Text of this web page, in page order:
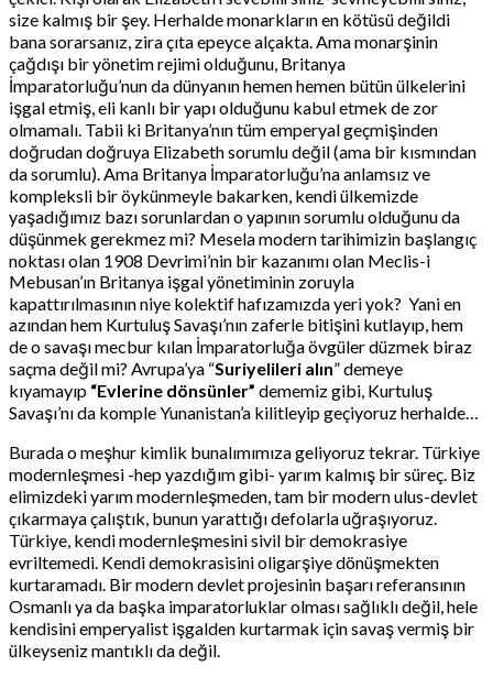
size kalmış bir şey. Herhalde monarkların en kötüsü değildi
bana sorarsanız, zira çıta epeyce alçakta. Ama monarşinin
çağdışı bir yönetim rejimi olduğunu, Britanya
İmparatorluğu’nun da dünyanın hemen hemen bütün ülkelerini
işgal etmiş, eli kanlı bir yapı olduğunu kabul etmek de zor
olmamalı. Tabii ki Britanya’nın tüm emperyal geçmişinden
doğrudan doğruya Elizabeth sorumlu değil (ama bir kısmından
da sorumlu). Ama Britanya İmparatorluğu’na anlamsız ve
kompleksli bir öykünmeyle bakarken, kendi ülkemizde
yaşadığımız bazı sorunlardan o yapının sorumlu olduğunu da
düşünmek gerekmez mi? Mesela modern tarihimizin başlangıç
noktası olan 1908 Devrimi’nin bir kazanımı olan Meclis-i
Mebusan’ın Britanya işgal yönetiminin zoruyla
kapattırılmasının niye kolektif hafızamızda yeri yok? Yani en
azından hem Kurtuluş Savaşı’nın zaferle bitişini kutlayıp, hem
de o savaşı mecbur kılan İmparatorluğa övgüler düzmek biraz
saçma değil mi? Avrupa’ya “Suriyelileri alın” demeye
kıyamayıp “Evlerine dönsünler” dememiz gibi, Kurtuluş
Savaşı’nı da komple Yunanistan’a kilitleyip geçiyoruz herhalde…
Burada o meşhur kimlik bunalımımıza geliyoruz tekrar. Türkiye
modernleşmesi -hep yazdığım gibi- yarım kalmış bir süreç. Biz
elimizdeki yarım modernleşmeden, tam bir modern ulus-devlet
çıkarmaya çalıştık, bunun yarattığı defolarla uğraşıyoruz.
Türkiye, kendi modernleşmesini sivil bir demokrasiye
evriltemedi. Kendi demokrasisini oligarşiye dönüşmekten
kurtaramadı. Bir modern devlet projesinin başarı referansının
Osmanlı ya da başka imparatorluklar olması sağlıklı değil, hele
kendisini emperyalist işgalden kurtarmak için savaş vermiş bir
ülkeyseniz mantıklı da değil.